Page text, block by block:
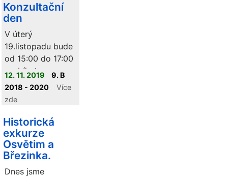
Konzultační
den
V úterý
19.listopadu bude
od 15:00 do 17:00
probíhat
konzultační den
učitelů pro rodiče.
12. 11. 2019
9. B
2018 - 2020
Více
zde
Historická
exkurze
Osvětim a
Březinka.
Dnes jsme